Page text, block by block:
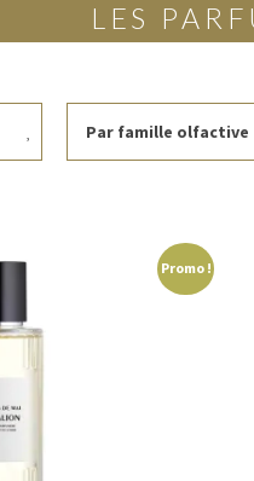
LES
Par famille olfactive
Promo !